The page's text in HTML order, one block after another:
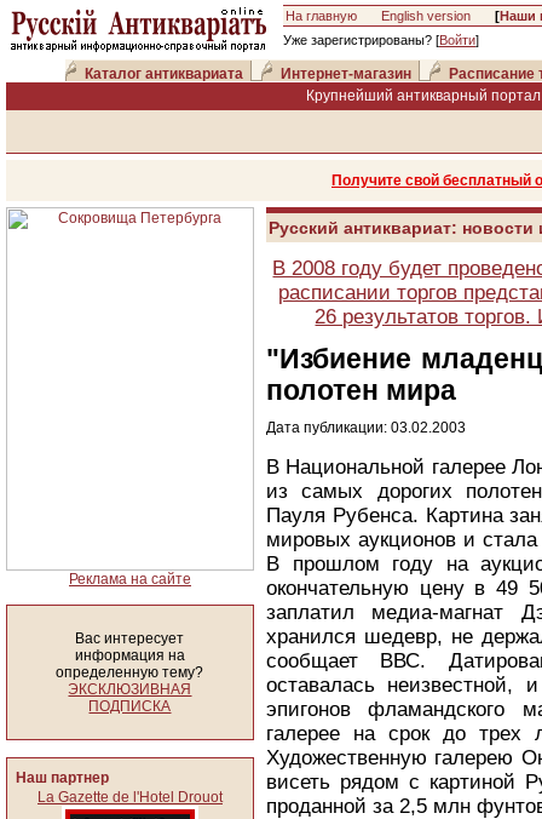
На главную English version [Наши
Уже зарегистрированы? [Войти]
Каталог антиквариата Интернет-магазин
Расписание
Крупнейший антикварный
Получите свой
Реклама на сайте
Вас интересует
информация на
определенную тему?
ЭКСКЛЮЗИВНАЯ
ПОДПИСКА
Наш партнер
La Gazette de l'Hotel Drouot
Русский антиквариат:
В 2008 году будет
расписании торгов
26 результатов
"Избиение
полотен мира
Дата публикации: 03.02.2003
В Национальной галерее
из самых дорогих
Пауля Рубенса. Картина
мировых аукционов и
В прошлом году на
окончательную цену в 49
заплатил медиа-магнат
хранился шедевр, не
сообщает ВВС.
оставалась
эпигонов фламандского
галерее на срок до трех
Художественную галерею
висеть рядом с картиной
проданной за 2,5 млн